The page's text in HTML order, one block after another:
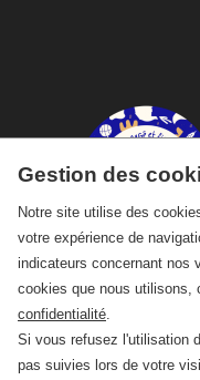
Gestion des
Notre site utilise des
votre expérience de
indicateurs concernant nos
cookies que nous utilisons,
confidentialité
Si vous refusez l'utilisation
pas suivies lors de votre